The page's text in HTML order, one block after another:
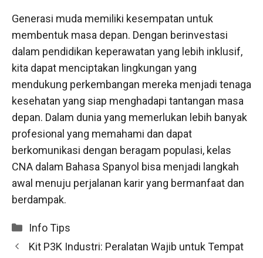
Generasi muda memiliki kesempatan untuk
membentuk masa depan. Dengan berinvestasi
dalam pendidikan keperawatan yang lebih inklusif,
kita dapat menciptakan lingkungan yang
mendukung perkembangan mereka menjadi tenaga
kesehatan yang siap menghadapi tantangan masa
depan. Dalam dunia yang memerlukan lebih banyak
profesional yang memahami dan dapat
berkomunikasi dengan beragam populasi, kelas
CNA dalam Bahasa Spanyol bisa menjadi langkah
awal menuju perjalanan karir yang bermanfaat dan
berdampak.
Categories
Info Tips
Kit P3K Industri: Peralatan Wajib untuk Tempat